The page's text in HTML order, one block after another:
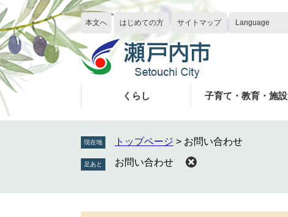
ペ
ー
ジ
の
先
頭
で
す
メ
ニ
ュ
ー
を
飛
ば
し
本文へ はじめての方 サイトマップ Language
くらし 子育て・教育・施設
現在地 トップページ > お問い合わせ
お問い合わせ